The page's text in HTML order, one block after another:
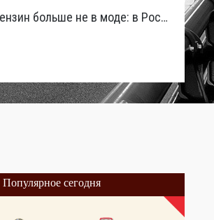
Бензин больше не в моде: в России зафиксирован взрывной отказ от двигателей внутреннего сгорания
Популярное сегодня